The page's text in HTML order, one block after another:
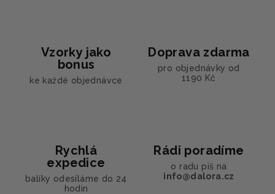
Vzorky jako
bonus
ke každé objednávce
Doprava zdarma
pro objednávky od
1190 Kč
Rychlá
expedice
balíky odesíláme do 24
hodin
Rádi poradíme
o radu piš na
info@dalora.cz